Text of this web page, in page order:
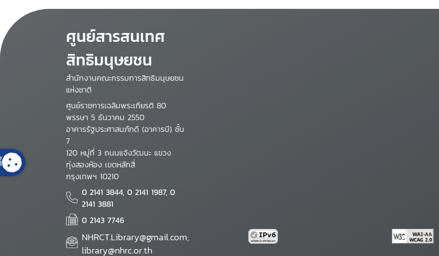
ศูนย์สารสนเทศ
สิทธิมนุษยชน
สำนักงานคณะกรรมการสิทธิมนุษยชน
แห่งชาติ
ศูนย์ราชการเฉลิมพระเกียรติ 80
พรรษา 5 ธันวาคม 2550
อาคารรัฐประศาสนภักดี (อาคารบี) ชั้น
7
120 หมู่ที่ 3 ถนนแจ้งวัฒนะ แขวง
ทุ่งสองห้อง เขตหลักสี่
กรุงเทพฯ 10210
0 2141 3844, 0 2141 1987, 0
2141 3881
0 2143 7746
NHRCT.Library@gmail.com;
library@nhrc.or.th